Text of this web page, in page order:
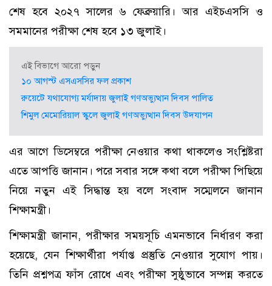
শেষ হবে ২০২৭ সালের ৬ ফেব্রুয়ারি। আর এইচএসসি ও
সমমানের পরীক্ষা শেষ হবে ১৩ জুলাই।
এই বিভাগে আরো পড়ুন
১০ আগস্ট এসএসসির ফল প্রকাশ
রুয়েটে যথাযোগ্য মর্যাদায় জুলাই গণঅভ্যুত্থান দিবস পালিত
শিমুল মেমোরিয়াল স্কুলে জুলাই গণঅভ্যুত্থান দিবস উদযাপন
এর আগে ডিসেম্বরে পরীক্ষা নেওয়ার কথা থাকলেও সংশ্লিষ্টরা
এতে আপত্তি জানান। পরে সবার সঙ্গে কথা বলে পরীক্ষা পিছিয়ে
নিয়ে নতুন এই সিদ্ধান্ত হয় বলে সংবাদ সম্মেলনে জানান
শিক্ষামন্ত্রী।
শিক্ষামন্ত্রী জানান, পরীক্ষার সময়সূচি এমনভাবে নির্ধারণ করা
হয়েছে, যেন শিক্ষার্থীরা পর্যাপ্ত প্রস্তুতি নেওয়ার সুযোগ পায়।
তিনি প্রশ্নপত্র ফাঁস রোধে এবং পরীক্ষা সুষ্ঠুভাবে সম্পন্ন করতে